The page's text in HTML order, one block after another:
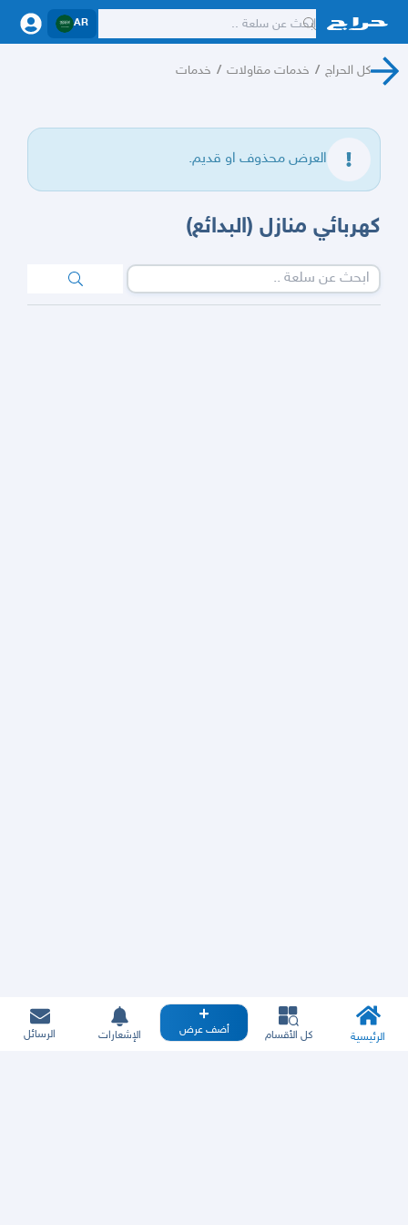
AR
كل الحراج / خدمات مقاولات / خدمات
العرض محذوف او قديم.
كهربائي منازل (البدائع)
الرئيسية كل الأقسام أضف عرض الإشعارات الرسائل